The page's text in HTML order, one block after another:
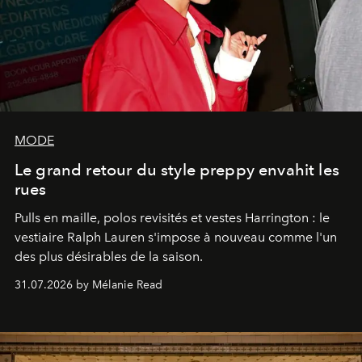
MODE
Le grand retour du style preppy envahit les
rues
Pulls en maille, polos revisités et vestes Harrington : le
vestiaire Ralph Lauren s'impose à nouveau comme l'un
des plus désirables de la saison.
31.07.2026 by Mélanie Read